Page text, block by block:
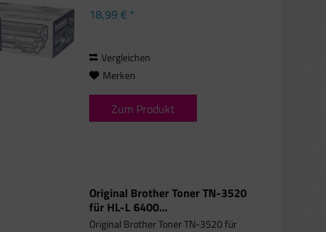
MFC-8220, Brother MFC-8440,
18,99 € *
Vergleichen
Merken
Zum Produkt
Original Brother Toner TN-3520
für HL-L 6400...
Original Brother Toner TN-3520 für